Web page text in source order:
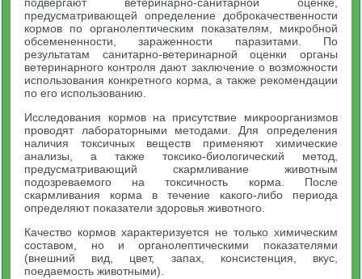
подвергают ветеринарно-санитарной оценке,
предусматривающей определение доброкачественности
кормов по органолептическим показателям, микробной
обсемененности, зараженности паразитами. По
результатам санитарно-ветеринарной оценки органы
ветеринарного контроля дают заключение о возможности
использования конкретного корма, а также рекомендации
по его использованию.
Исследования кормов на присутствие микроорганизмов
проводят лабораторными методами. Для определения
наличия токсичных веществ применяют химические
анализы, а также токсико-биологический метод,
предусматривающий скармливание животным
подозреваемого на токсичность корма. После
скармливания корма в течение какого-либо периода
определяют показатели здоровья животного.
Качество кормов характеризуется не только химическим
составом, но и органолептическими показателями
(внешний вид, цвет, запах, консистенция, вкус,
поедаемость животными).